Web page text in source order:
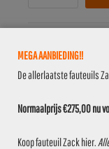
MEGA AANBIEDING!!
De allerlaatste fauteuils
Normaalprijs €275,00 nu
Koop fauteuil Zackhier.